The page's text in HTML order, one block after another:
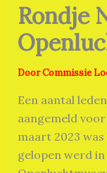
Rondje
DoorCommissie
Een aantal
aangemeld
maart 2023 was
gelopen werd